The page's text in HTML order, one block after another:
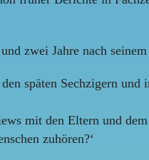
zwei Jahre nach
späten Sechzigern
mit den Eltern und
zuhören?‘